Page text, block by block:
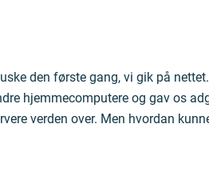
den første gang, vi gik på
hjemmecomputere og gav os
verden over. Men hvordan